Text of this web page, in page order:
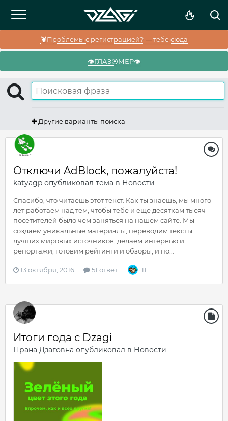
🦞Проблемы с регистрацией? — тебе сюда
👁️ГЛАЗ⦿МЕР👁️
Другие варианты поиска
Отключи AdBlock, пожалуйста!
katyagp опубликовал тема в Новости
Спасибо, что читаешь этот текст. Как ты знаешь, мы много
лет работаем над тем, чтобы тебе и еще десяткам тысяч
посетителей было чем заняться на нашем сайте. Мы
создаём уникальные материалы, переводим тексты
лучших мировых источников, делаем интервью и
репортажи, готовим рейтинги и обзоры, и по...
13 октября, 2016 51 ответ 11
Итоги года с Dzagi
Прана Дзаговна опубликовал в Новости